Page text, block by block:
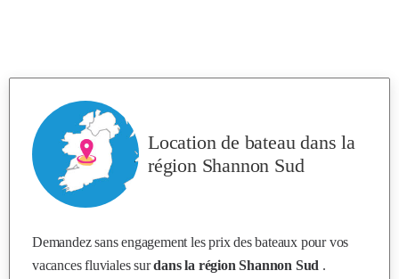
Location de bateaudans la
région Shannon Sud
Demandez sans engagement les prix des bateaux pour vos
vacances fluviales surdans la région Shannon Sud .